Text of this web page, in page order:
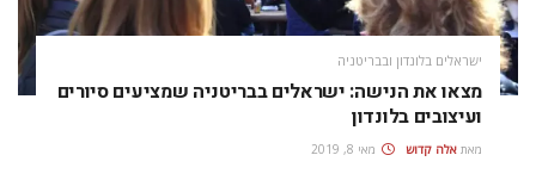
ישראלים בלונדון ובבריטניה
מצאו את הנישה: ישראלים בבריטניה שמציעים סיורים
ועיצובים בלונדון
מאת אלה קדוש מאי 8, 2019